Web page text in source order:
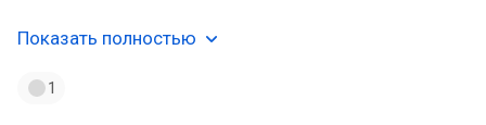
Показать полностью
1